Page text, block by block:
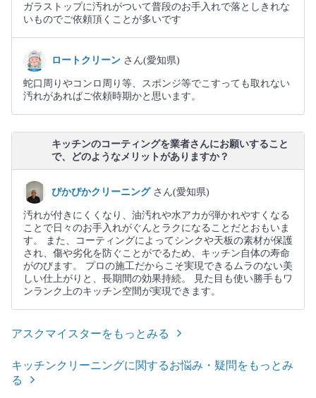
ガラストップに汚れがついて普段のお手入れで落としきれな
いものでご依頼頂くことが多いです
ロートクリーン さん(愛知県)
蛇口周りやコンロ周り等、スポンジ等でこすっても取れない
汚れがあればご依頼時期かと思います。
キッチンのコーティングを業者さんにお願いすること
で、どのようなメリットがありますか？
ぴかぴかクリーニング さん(愛知県)
汚れが付きにくくなり、油汚れや水アカが弾かれやすくなる
ことで日々のお手入れがぐんとラクになることだとおもいま
す。 また、コーティングによってシンクや天板の素材が保護
され、傷や劣化を防ぐことがでるため、キッチン自体の寿命
がのびます。 プロの施工だからこそ実現できるムラのない美
しい仕上がりと、長期間の効果持続。 見た目も使い勝手もワ
ンランク上のキッチン空間が実現できます。
アスクマイスターをもっとみる
キッチンクリーニングに関するお悩み・疑問をもっとみ
る